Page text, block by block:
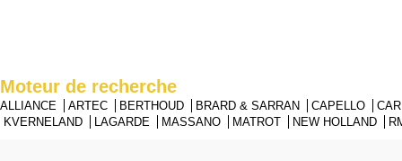
Moteur de recherche
ALLIANCE ARTEC BERTHOUD BRARD & SARRAN CAPELLO
KVERNELAND
LAGARDE MASSANO MATROT NEW HOLLAND